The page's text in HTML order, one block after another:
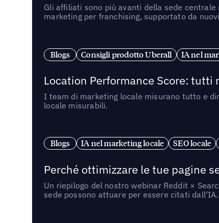
Gli affiliati sono più avanti della sede centrale
marketing per franchising, supportato da
Blogs Consigli prodotto Uberall IA nel
Location Performance Score:
I team di marketing locale misurano tutto e
locale misurabili.
Blogs IA nel marketing locale SEO locale
Perché ottimizzare le tue pagine
Un riepilogo del nostro webinar Reddit ×
sede possono attuare per essere citati dall’IA.